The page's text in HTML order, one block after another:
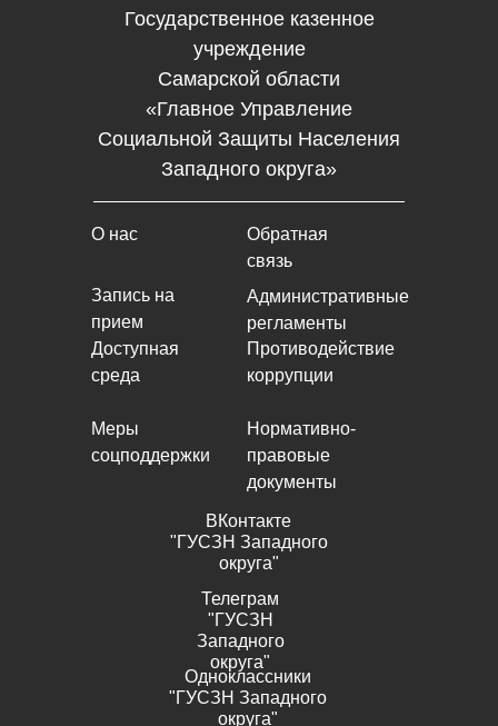
О нас
Противодействие
коррупции
Доступная
среда
Меры
соцподдержки
Обратная
связь
Административные
регламенты
Нормативно-
правовые
документы
Запись на
прием
ВКонтакте
"ГУСЗН Западного
округа"
Телеграм
"ГУСЗН
Западного
округа"
Одноклассники
"ГУСЗН Западного
округа"
Государственное казенное
учреждение
Самарской области
«Главное Управление
Социальной Защиты Населения
Западного округа»